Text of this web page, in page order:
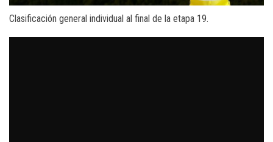
Clasificación general individual al final de la etapa 19.